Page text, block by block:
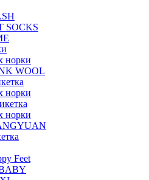
SOCKS
норки
WOOL
норки
норки
Feet